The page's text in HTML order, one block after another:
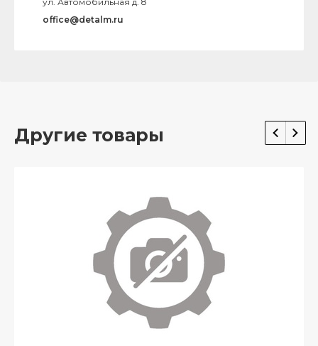
office@detalm.ru
Другие товары